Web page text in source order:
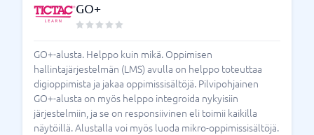
GO+
GO+-alusta. Helppo kuin mikä. Oppimisen
hallintajärjestelmän (LMS) avulla on helppo toteuttaa
digioppimista ja jakaa oppimissisältöjä. Pilvipohjainen
GO+-alusta on myös helppo integroida nykyisiin
järjestelmiin, ja se on responsiivinen eli toimii kaikilla
näytöillä. Alustalla voi myös luoda mikro-oppimissisältöjä.